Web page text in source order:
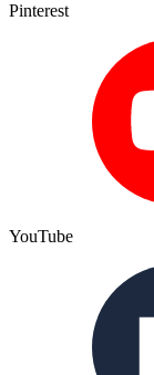
Pinterest
YouTube